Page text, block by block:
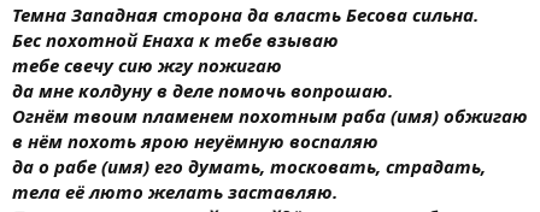
Темна Западная сторона да власть Бесова сильна.
Бес похотной Енаха к тебе взываю
тебе свечу сию жгу пожигаю
да мне колдуну в деле помочь вопрошаю.
Огнём твоим пламенем похотным раба (имя) обжигаю
в нём похоть ярою неуёмную воспаляю
да о рабе (имя) его думать, тосковать, страдать,
тела её люто желать заставляю.